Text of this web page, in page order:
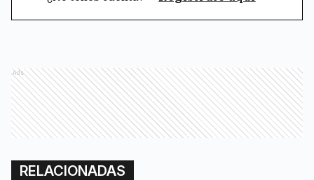
Ads
RELACIONADAS